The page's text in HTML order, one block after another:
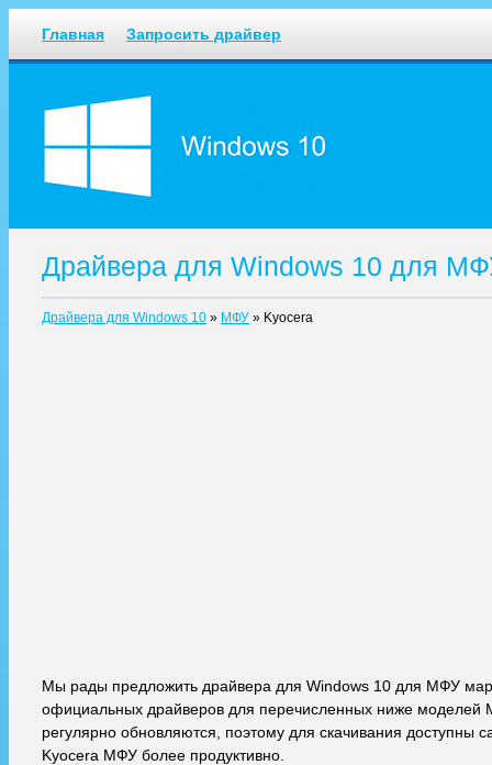
Главная Запросить драйвер
Драйвера для Windows 10 для
Драйвера для Windows 10 » МФУ » Kyocera
Мы рады предложить драйвера для Windows 10 для МФУ
официальных драйверов для перечисленных ниже
регулярно обновляются, поэтому для скачивания доступны
Kyocera МФУ более продуктивно.